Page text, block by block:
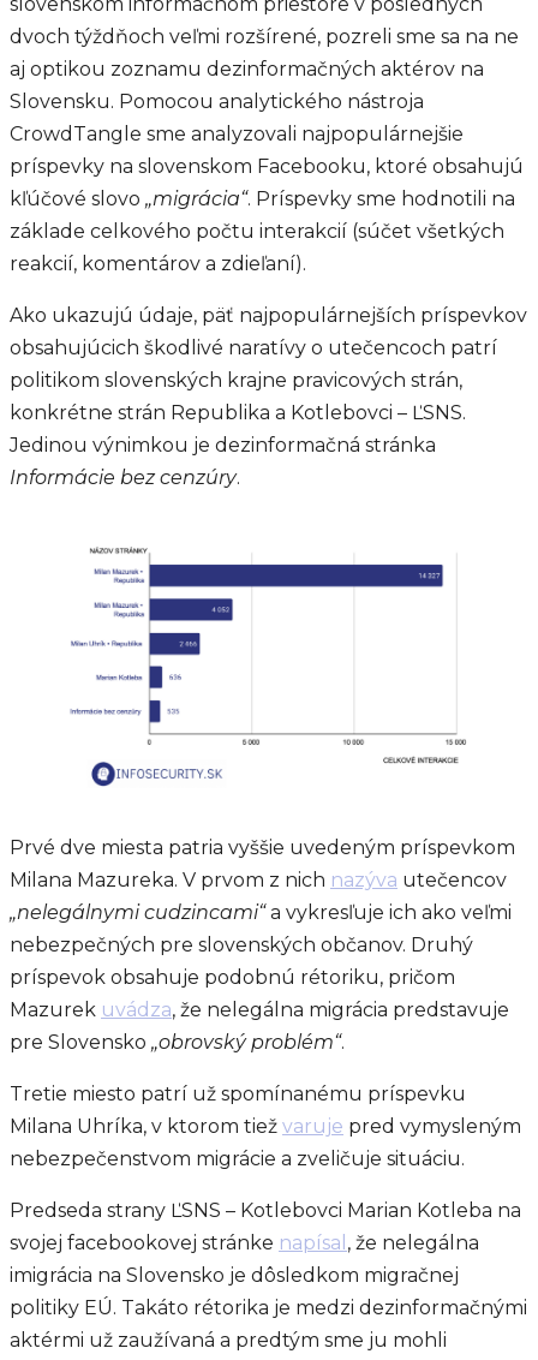
dvoch týždňoch veľmi rozšírené, pozreli sme sa na ne
aj optikou zoznamu dezinformačných aktérov na
Slovensku. Pomocou analytického nástroja
CrowdTangle sme analyzovali najpopulárnejšie
príspevky na slovenskom Facebooku, ktoré obsahujú
kľúčové slovo „migrácia“. Príspevky sme hodnotili na
základe celkového počtu interakcií (súčet všetkých
reakcií, komentárov a zdieľaní).
Ako ukazujú údaje, päť najpopulárnejších príspevkov
obsahujúcich škodlivé naratívy o utečencoch patrí
politikom slovenských krajne pravicových strán,
konkrétne strán Republika a Kotlebovci – ĽSNS.
Jedinou výnimkou je dezinformačná stránka
Informácie bez cenzúry.
Prvé dve miesta patria vyššie uvedeným príspevkom
Milana Mazureka. V prvom z nich nazýva utečencov
„nelegálnymi cudzincami“ a vykresľuje ich ako veľmi
nebezpečných pre slovenských občanov. Druhý
príspevok obsahuje podobnú rétoriku, pričom
Mazurek uvádza, že nelegálna migrácia predstavuje
pre Slovensko „obrovský problém“.
Tretie miesto patrí už spomínanému príspevku
Milana Uhríka, v ktorom tiež varuje pred vymysleným
nebezpečenstvom migrácie a zveličuje situáciu.
Predseda strany ĽSNS – Kotlebovci Marian Kotleba na
svojej facebookovej stránke napísal , že nelegálna
imigrácia na Slovensko je dôsledkom migračnej
politiky EÚ. Takáto rétorika je medzi dezinformačnými
aktérmi už zaužívaná a predtým sme ju mohli